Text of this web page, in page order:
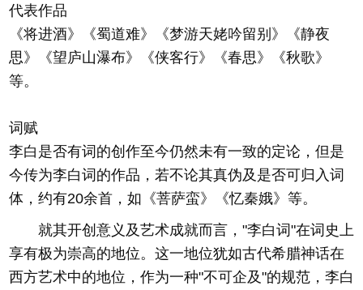
代表作品
《将进酒》《蜀道难》《梦游天姥吟留别》《静夜
思》《望庐山瀑布》《侠客行》《春思》《秋歌》
等。
词赋
李白是否有词的创作至今仍然未有一致的定论，但是
今传为李白词的作品，若不论其真伪及是否可归入词
体，约有20余首，如《菩萨蛮》《忆秦娥》等。
就其开创意义及艺术成就而言，"李白词"在词史上
享有极为崇高的地位。这一地位犹如古代希腊神话在
西方艺术中的地位，作为一种"不可企及"的规范，李白